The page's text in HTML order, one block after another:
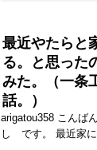
最近やたらと
る。と思った
みた。（一条
話。）
arigatou358 こん
し です。 最近家